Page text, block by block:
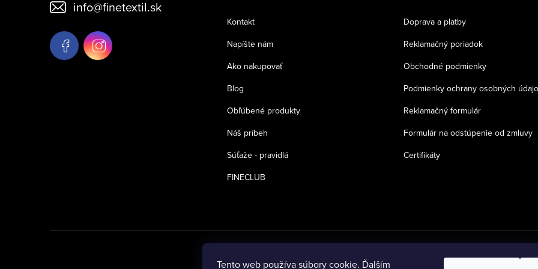
Tento web používa súbory cookie. Ďalším
info@finetextil.sk
Kontakt
Napíšte nám
Ako nakupovať
Blog
Obľúbené produkty
Náš príbeh
Súťaže - pravidlá
FINECLUB
Doprava a platby
Reklamačný poriadok
Obchodné podmienky
Podmienky ochrany osobných
Reklamačný formulár
Formulár na odstúpenie od zmluvy
Certifikáty